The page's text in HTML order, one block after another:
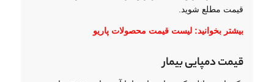
قیمت مطلع شوید.
بیشتر بخوانید: لیست قیمت محصولات پاریو
قیمت دمپایی بیمار